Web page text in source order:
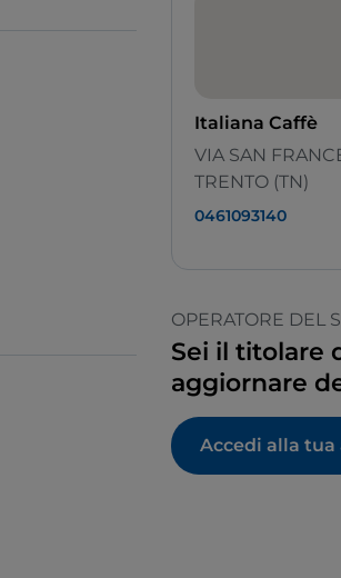
Italiana Caffè
VIA SAN
TRENTO (TN)
0461093140
OPERATORE DEL
Sei il titolare
aggiornare
Accedi alla tua